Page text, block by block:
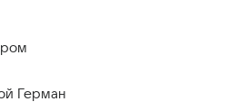
Герман